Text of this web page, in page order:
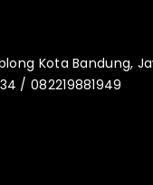
Kota Bandung,
/ 082219881949